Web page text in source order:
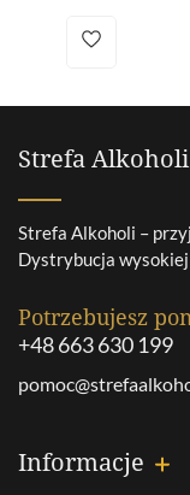
Strefa Alkoholi
Strefa Alkoholi –
Dystrybucja wysokiej
Potrzebujesz
+48 663 630 199
Informacje